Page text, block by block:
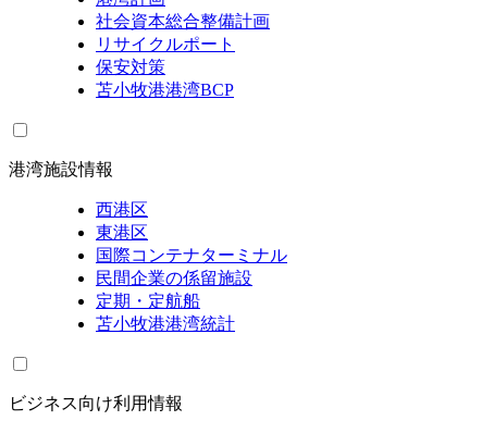
社会資本総合整備計画
リサイクルポート
保安対策
苫小牧港港湾BCP
港湾施設情報
西港区
東港区
国際コンテナターミナル
民間企業の係留施設
定期・定航船
苫小牧港港湾統計
ビジネス向け利用情報